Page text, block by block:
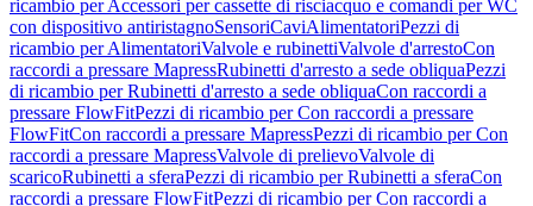
ricambio per Accessori per cassette di risciacquo e comandi per WC
con dispositivo antiristagnoSensoriCaviAlimentatoriPezzi di
ricambio per AlimentatoriValvole e rubinettiValvole d'arrestoCon
raccordi a pressare MapressRubinetti d'arresto a sede obliquaPezzi
di ricambio per Rubinetti d'arresto a sede obliquaCon raccordi a
pressare FlowFitPezzi di ricambio per Con raccordi a pressare
FlowFitCon raccordi a pressare MapressPezzi di ricambio per Con
raccordi a pressare MapressValvole di prelievoValvole di
scaricoRubinetti a sferaPezzi di ricambio per Rubinetti a sferaCon
raccordi a pressare FlowFitPezzi di ricambio per Con raccordi a